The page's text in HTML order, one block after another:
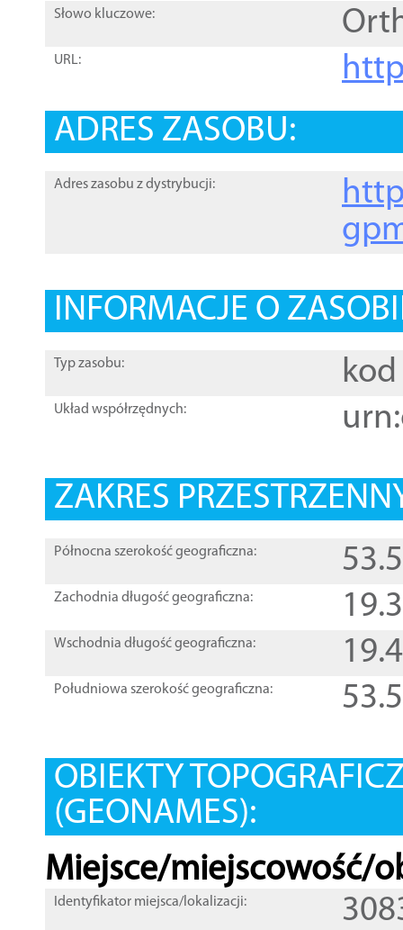
Słowo kluczowe:
URL:
ADRES ZASOBU:
Adres zasobu z dystrybucji:
INFORMACJE O
Typ zasobu: kod
Układ współrzędnych:
ZAKRES
Północna szerokość geograficzna:
Zachodnia długość geograficzna:
Wschodnia długość geograficzna:
Południowa szerokość geograficzna:
OBIEKTY
(GEONAMES):
Miejsce/miejscowość/
Identyfikator miejsca/lokalizacji: